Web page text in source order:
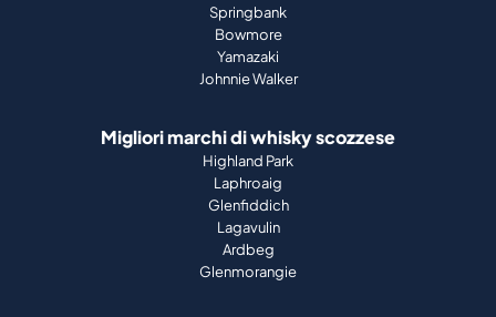
Springbank
Bowmore
Yamazaki
Johnnie Walker
Migliori marchi di whisky scozzese
Highland Park
Laphroaig
Glenfiddich
Lagavulin
Ardbeg
Glenmorangie